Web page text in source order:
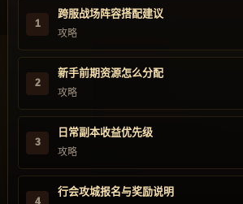
1
跨服战场阵容搭配建议
攻略
2
新手前期资源怎么分配
攻略
3
日常副本收益优先级
攻略
4
行会攻城报名与奖励说明